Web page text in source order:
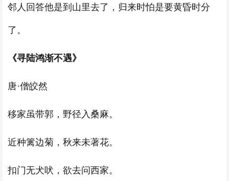
邻人回答他是到山里去了，归来时怕是要黄昏时分
了。
《寻陆鸿渐不遇》
唐·僧皎然
移家虽带郭，野径入桑麻。
近种篱边菊，秋来未著花。
扣门无犬吠，欲去问西家。